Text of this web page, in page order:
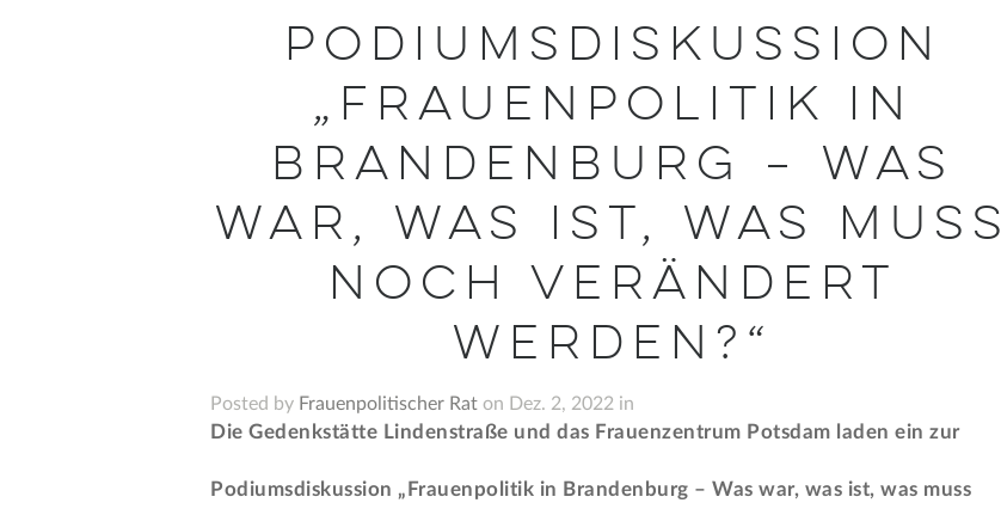
Podiumsdiskussion
„Frauenpolitik in
Brandenburg – Was
war, was ist, was muss
noch verändert
werden?“
Posted by Frauenpolitischer Rat on Dez. 2, 2022 in
Die Gedenkstätte Lindenstraße und das Frauenzentrum Potsdam laden ein zur
Podiumsdiskussion „Frauenpolitik in Brandenburg – Was war, was ist, was muss